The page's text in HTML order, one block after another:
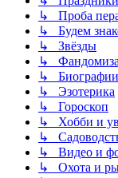
↳ Проба
↳ Будем
↳ Звёзды
↳
↳ Биографии
↳ Эзотерика
↳ Гороскоп
↳ Хобби и
↳
↳ Видео и
↳ Охота и